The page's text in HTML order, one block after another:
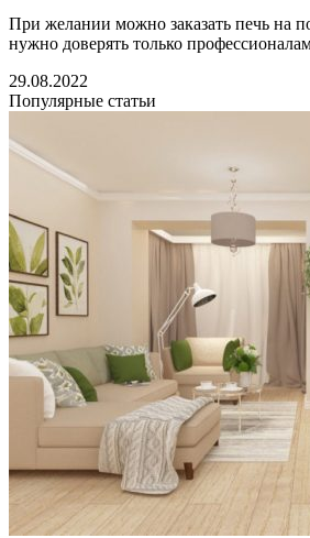
При желании можно заказать печь на
нужно доверять только
29.08.2022
Популярные статьи